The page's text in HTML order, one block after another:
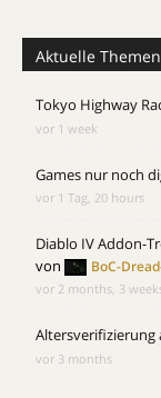
Aktuelle Themen
Tokyo Highway
vor 1 week
Games nur noch
vor 1 Tag, 20 hours
Diablo IV Addon-
von
BoC-
vor 2 months, 3
Altersverifizierung
vor 3 months